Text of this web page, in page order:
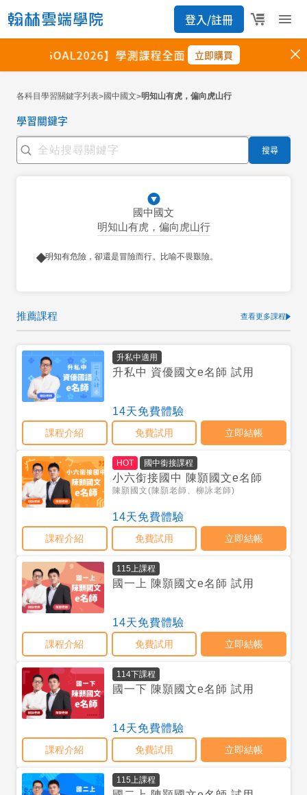
各科目學習關鍵字列表>國中國文>明知山有虎，偏向虎山行
學習關鍵字
搜尋
國中國文
明知山有虎，偏向虎山行
明知有危險，卻還是冒險而行。比喻不畏艱險。
推薦課程 查看更多課程